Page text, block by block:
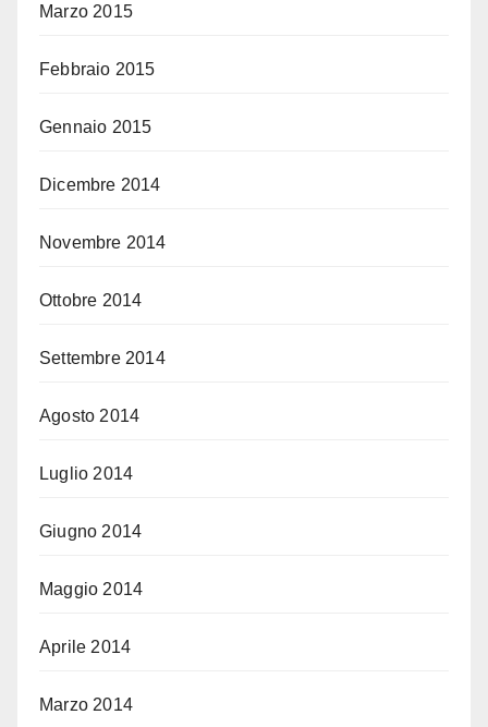
Marzo 2015
Febbraio 2015
Gennaio 2015
Dicembre 2014
Novembre 2014
Ottobre 2014
Settembre 2014
Agosto 2014
Luglio 2014
Giugno 2014
Maggio 2014
Aprile 2014
Marzo 2014